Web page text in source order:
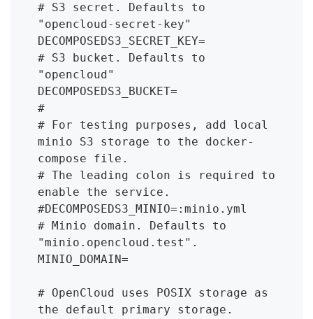
# S3 secret. Defaults to
"opencloud-secret-key"
DECOMPOSEDS3_SECRET_KEY=
# S3 bucket. Defaults to
"opencloud"
DECOMPOSEDS3_BUCKET=
#
# For testing purposes, add local
minio S3 storage to the docker-
compose file.
# The leading colon is required to
enable the service.
#DECOMPOSEDS3_MINIO=:minio.yml
# Minio domain. Defaults to
"minio.opencloud.test".
MINIO_DOMAIN=
# OpenCloud uses POSIX storage as
the default primary storage.